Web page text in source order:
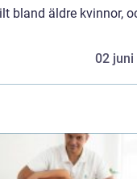
bland äldre kvinnor,
02 juni